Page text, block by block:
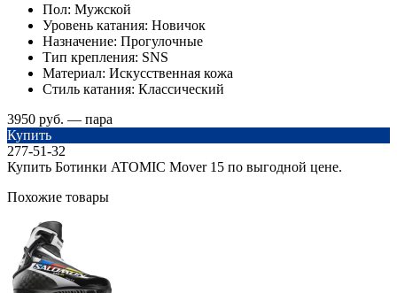
Пол: Мужской
Уровень катания: Новичок
Назначение: Прогулочные
Тип крепления: SNS
Материал: Искусственная кожа
Стиль катания: Классический
3950 руб. — пара
Купить
277-51-32
Купить Ботинки ATOMIC Mover 15 по выгодной цене.
Похожие товары